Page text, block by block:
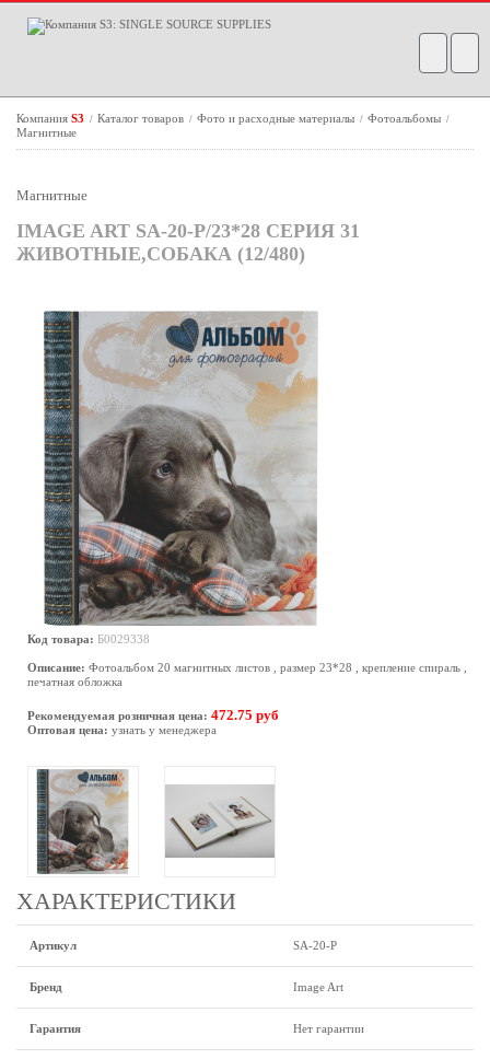
Компания S3 / Каталог товаров / Фото и расходные материалы / Фотоальбомы /
Магнитные
Магнитные
IMAGE ART SA-20-Р/23*28 СЕРИЯ 31
ЖИВОТНЫЕ,СОБАКА (12/480)
Код товара: Б0029338
Описание: Фотоальбом 20 магнитных листов , размер 23*28 , крепление спираль ,
печатная обложка
Рекомендуемая розничная цена: 472.75 руб
Оптовая цена: узнать у менеджера
ХАРАКТЕРИСТИКИ
Артикул SA-20-P
Бренд Image Art
Гарантия Нет гарантии